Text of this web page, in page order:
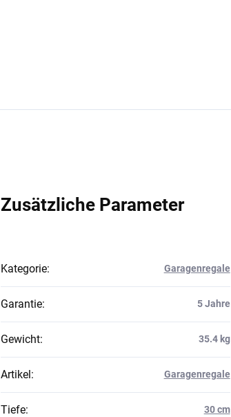
Zusätzliche Parameter
Kategorie: Garagenregale
Garantie: 5 Jahre
Gewicht: 35.4 kg
Artikel: Garagenregale
Tiefe: 30 cm